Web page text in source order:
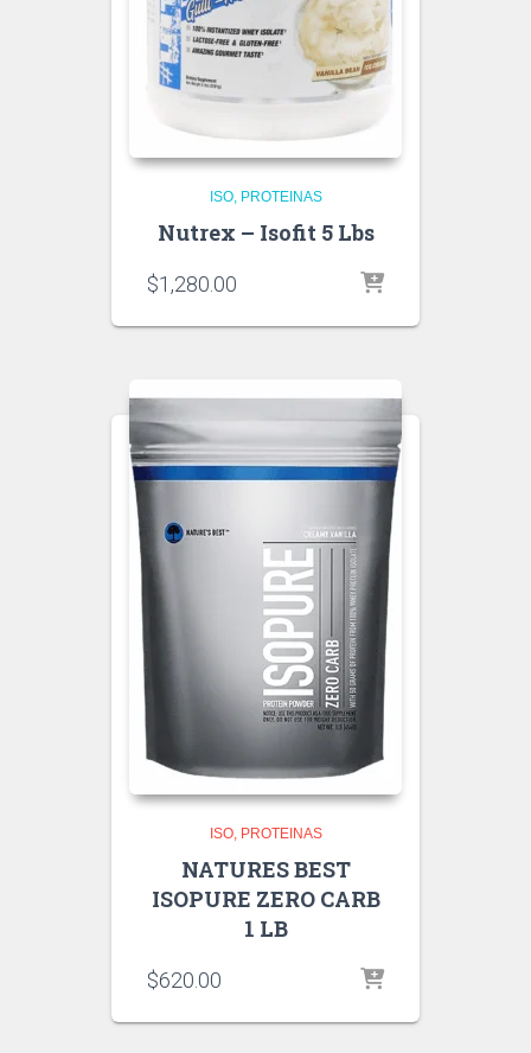
ISO PROTEINAS
Nutrex – Isofit 5 Lbs
$1,280.00
ISO PROTEINAS
NATURES BEST
ISOPURE ZERO CARB
1 LB
$620.00